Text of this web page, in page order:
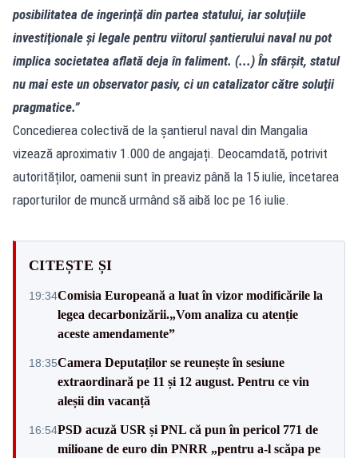
posibilitatea de ingerinţă din partea statului, iar soluţiile
investiţionale şi legale pentru viitorul şantierului naval nu pot
implica societatea aflată deja în faliment. (...) În sfârşit, statul
nu mai este un observator pasiv, ci un catalizator către soluţii
pragmatice.”
Concedierea colectivă de la șantierul naval din Mangalia
vizează aproximativ 1.000 de angajați. Deocamdată, potrivit
autorităților, oamenii sunt în preaviz până la 15 iulie, încetarea
raporturilor de muncă urmând să aibă loc pe 16 iulie.
CITEȘTE ȘI
19:34Comisia Europeană a luat în vizor modificările la
legea decarbonizării.„Vom analiza cu atenție
aceste amendamente”
18:35Camera Deputaților se reunește în sesiune
extraordinară pe 11 și 12 august. Pentru ce vin
aleșii din vacanță
16:54PSD acuză USR și PNL că pun în pericol 771 de
milioane de euro din PNRR „pentru a-l scăpa pe